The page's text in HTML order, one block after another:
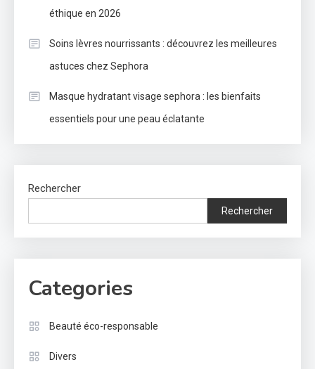
éthique en 2026
Soins lèvres nourrissants : découvrez les meilleures
astuces chez Sephora
Masque hydratant visage sephora : les bienfaits
essentiels pour une peau éclatante
Rechercher
Rechercher
Categories
Beauté éco-responsable
Divers